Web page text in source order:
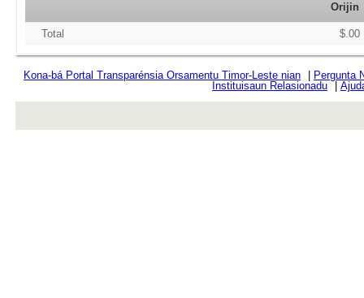
Orijin
Total $.00
Kona-bá Portal Transparénsia Orsamentu Timor-Leste nian
Pergunta
Instituisaun Relasionadu